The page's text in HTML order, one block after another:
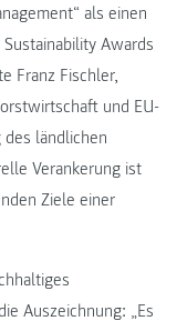
als einen
Awards
Franz Fischler,
und EU-
ländlichen
Verankerung ist
Ziele einer
Auszeichnung: „Es